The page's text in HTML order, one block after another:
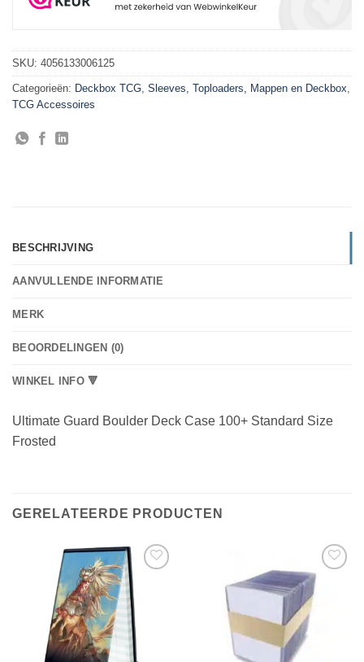
SKU: 4056133006125
Categorieën: Deckbox TCG, Sleeves, Toploaders, Mappen en Deckbox,
TCG Accessoires
BESCHRIJVING
AANVULLENDE INFORMATIE
MERK
BEOORDELINGEN (0)
WINKEL INFO 🔻
Ultimate Guard Boulder Deck Case 100+ Standard Size
Frosted
GERELATEERDE PRODUCTEN